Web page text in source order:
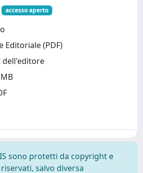
accesso aperto
Editoriale (PDF)
dell'editore
sono protetti da copyright e
salvo diversa